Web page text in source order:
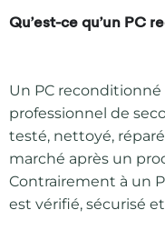
Qu’est-ce qu’un PC
Un PC
professionnel de
testé, nettoyé,
marché après un
Contrairement à un
est vérifié, sécurisé